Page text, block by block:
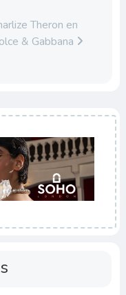
Theron en
& Gabbana